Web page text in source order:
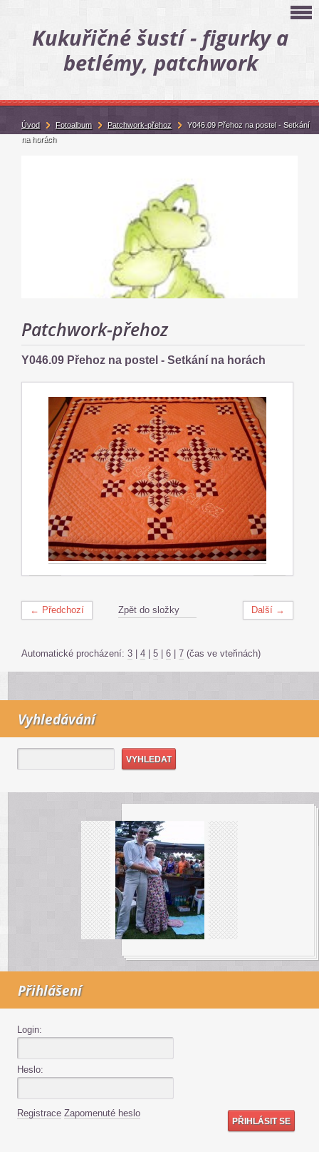
Kukuřičné šustí - figurky a
betlémy, patchwork
Patchwork-přehoz
Y046.09 Přehoz na postel - Setkání na horách
← Předchozí Další →
Zpět do složky
Automatické procházení: 3 | 4 | 5 | 6 | 7 (čas ve vteřinách)
Vyhledávání
Přihlášení
Login:
Heslo:
Registrace Zapomenuté heslo
Úvod Fotoalbum Patchwork-přehoz
Y046.09 Přehoz na postel - Setkání
na horách